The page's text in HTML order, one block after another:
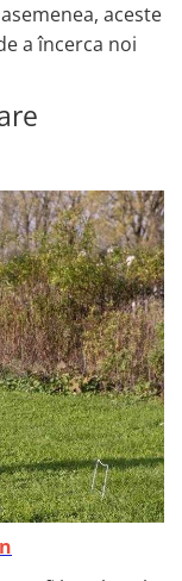
aceste
a încerca noi